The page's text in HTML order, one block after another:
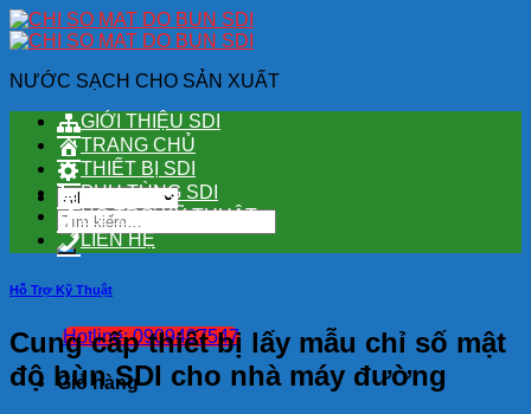
Skip
to
NƯỚC SẠCH CHO SẢN XUẤT
Tìm
kiếm:
Hotline: 0909407547
Giỏ hàng
GIỚI THIỆU SDI
TRANG CHỦ
THIẾT BỊ SDI
PHỤ TÙNG SDI
HỖ TRỢ KỸ THUẬT
LIÊN HỆ
Hỗ Trợ Kỹ Thuật
Cung cấp thiết bị lấy mẫu chỉ số mật
độ bùn SDI cho nhà máy đường